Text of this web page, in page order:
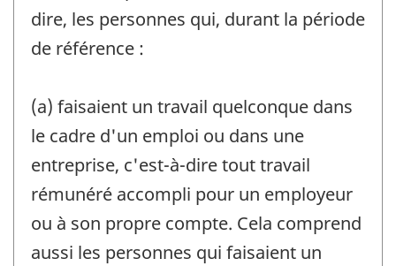
dire, les personnes qui, durant la période
de référence :
(a) faisaient un travail quelconque dans
le cadre d'un emploi ou dans une
entreprise, c'est-à-dire tout travail
rémunéré accompli pour un employeur
ou à son propre compte. Cela comprend
aussi les personnes qui faisaient un